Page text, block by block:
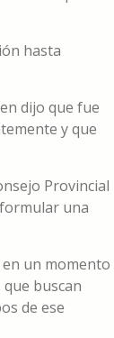
hasta
dijo que fue
y que
Provincial
una
en un momento
buscan
de ese